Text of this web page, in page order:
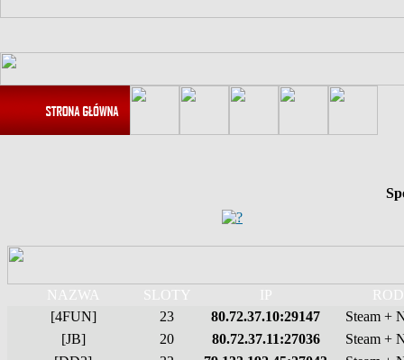
NAZWA SLOTY IP
[4FUN]
23 80.72.37.10:29147
Steam +
[JB]
20 80.72.37.11:27036
Steam +